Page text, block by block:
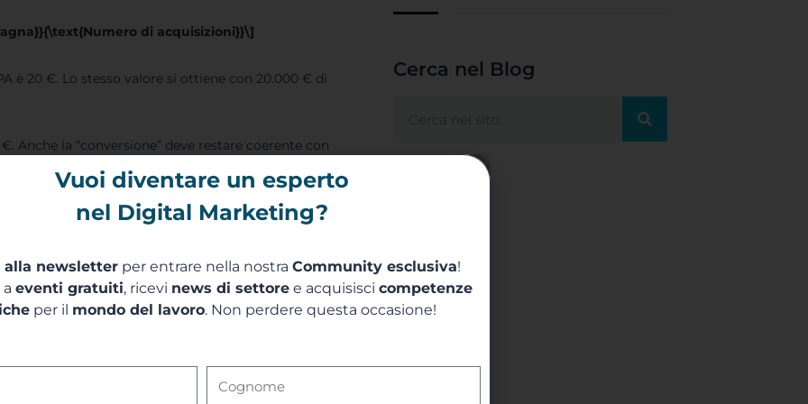
di acquisizioni}}\]
è 20 €. Lo stesso valore si ottiene con 20.000 € di
la “conversione” deve restare coerente con
una demo richiesta da un decisore aziendale.
ciclo di vendita
se attira utenti poco qualificati. Al contrario, un
valore nel tempo.
media mostrata dalla piattaforma
Cerca nel Blog
Vuoi diventare un esperto
nel Digital Marketing?
alla newsletterper entrare nella nostra Community esclusiva!
eventi gratuiti, ricevi news di settore e acquisisci competenze
per il mondo del lavoro. Non perdere questa occasione!